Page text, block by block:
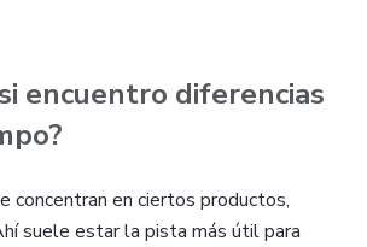
encuentro diferencias
concentran en ciertos productos,
suele estar la pista más útil para